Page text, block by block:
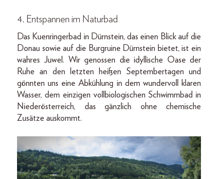
4. Entspannen im Naturbad
Das Kuenringerbad in Dürnstein, das einen Blick auf die
Donau sowie auf die Burgruine Dürnstein bietet, ist ein
wahres Juwel. Wir genossen die idyllische Oase der
Ruhe an den letzten heißen Septembertagen und
gönnten uns eine Abkühlung in dem wundervoll klaren
Wasser, dem einzigen vollbiologischen Schwimmbad in
Niederösterreich, das gänzlich ohne chemische
Zusätze auskommt.